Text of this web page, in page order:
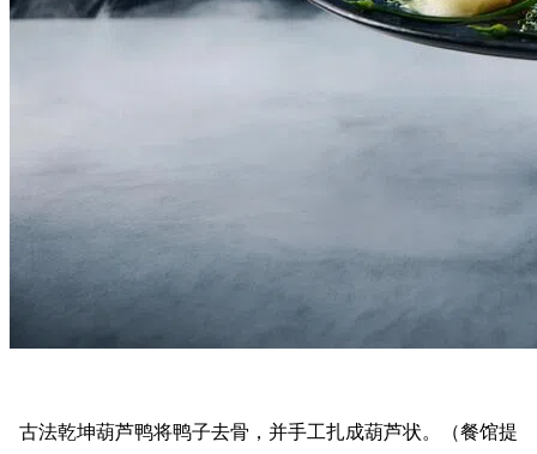
古法乾坤葫芦鸭将鸭子去骨，并手工扎成葫芦状。（餐馆提